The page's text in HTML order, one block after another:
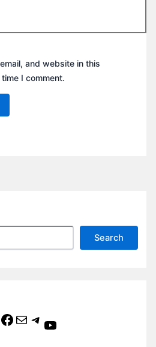
and website in this
I comment.
Search
Facebook Mail Telegram YouTube